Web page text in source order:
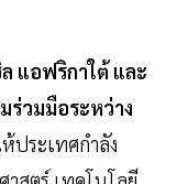
แอฟริกาใต้ และ
ร่วมมือระหว่าง
ประเทศกำลัง